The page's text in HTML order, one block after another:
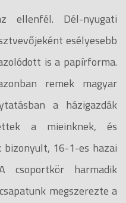
ellenfél. Dél-nyugati
esélyesebb
is a papírforma.
remek magyar
a házigazdák
a mieinknek, és
16-1-es hazai
harmadik
megszerezte a